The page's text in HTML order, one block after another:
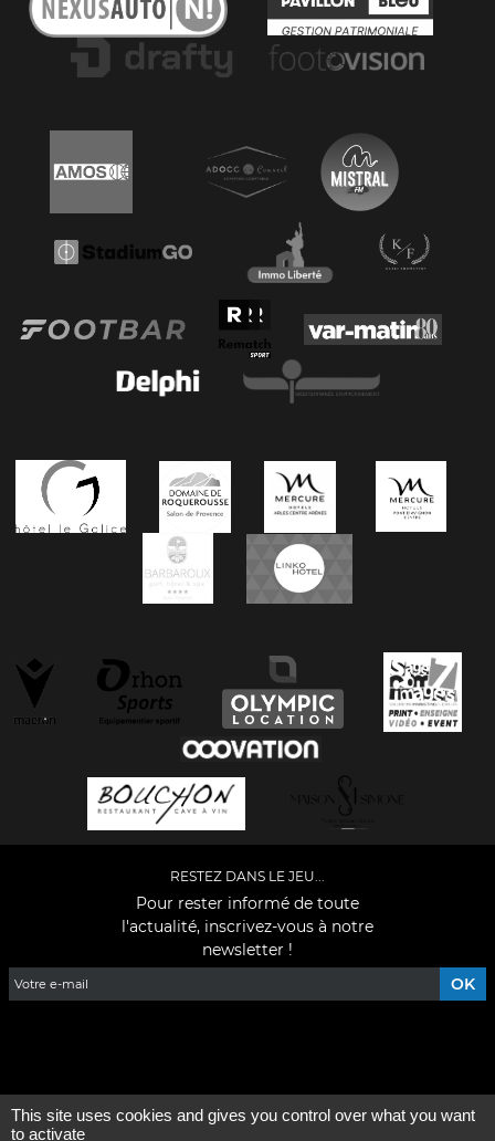
RESTEZ DANS LE JEU...
Pour rester informé de toute
l'actualité, inscrivez-vous à notre
newsletter !
This site uses cookies and gives you control over what you want
to activate